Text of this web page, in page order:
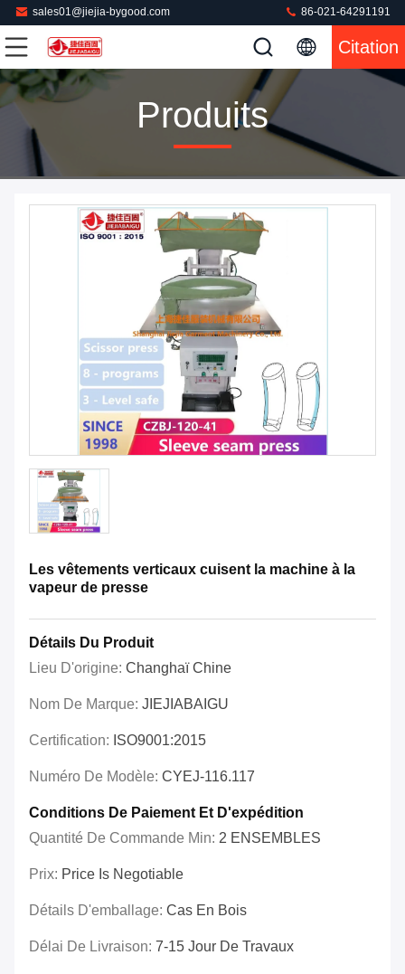
sales01@jiejia-bygood.com 86-021-64291191
Citation
Produits
Les vêtements verticaux cuisent la machine à la
vapeur de presse
Détails Du Produit
Lieu D'origine: Changhaï Chine
Nom De Marque: JIEJIABAIGU
Certification: ISO9001:2015
Numéro De Modèle: CYEJ-116.117
Conditions De Paiement Et D'expédition
Quantité De Commande Min: 2 ENSEMBLES
Prix: Price Is Negotiable
Détails D'emballage: Cas En Bois
Délai De Livraison: 7-15 Jour De Travaux